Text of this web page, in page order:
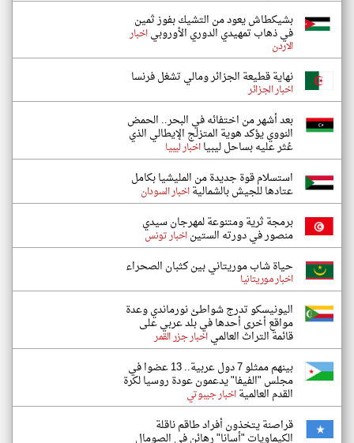
بشيكطاش يعود من التشيك بفوز ثمين
في ذهاب تمهيدي الدوري الأوروبياخبار
الاردن
نهاية قطيعة الجزائر ومالي تشغل فرنسا
اخبار الجزائر
بعد أشهر من اختفائه في البحر.. الحمض
النووي يؤكد هوية المتزلج الإيطالي الذي
عُثر عليه بساحل ليبيااخبار ليبيا
استسلام قوة جديدة من المليشيا بكامل
عتادها للجيش بالشماليةاخبار السودان
برمجة ثرية ومتنوعة لمهرجان سيدي
منصور في دورته الستيناخبار تونس
حياة شاب موريتاني بين كثبان الصحراء
اخبار موريتانيا
اليونيسكو تدرج شواطئ نورماندي وعدة
مواقع أخرى أحدها في بلد عربي على
قائمة التراث العالمياخبار جزر القمر
بينهم ممثلو 7 دول عربية.. 13 عضوا في
مجلس "الفيفا" يدعمون عودة روسيا لكرة
القدم العالميةاخبار جيبوتي
قراصنة يتخذون أفراد طاقم ناقلة
الكيماويات "أسانا" رهائن في الصومال